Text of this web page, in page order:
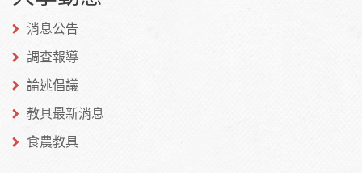
消息公告
調查報導
論述倡議
教具最新消息
食農教具